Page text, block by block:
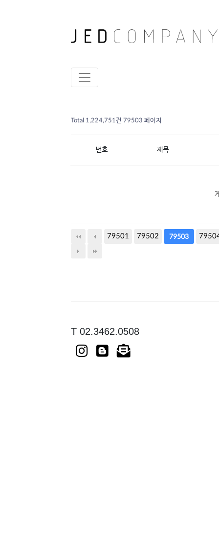
Total 1,224,751건 79503 페이지
번호 제목
79501 79502 79503
T 02.3462.0508